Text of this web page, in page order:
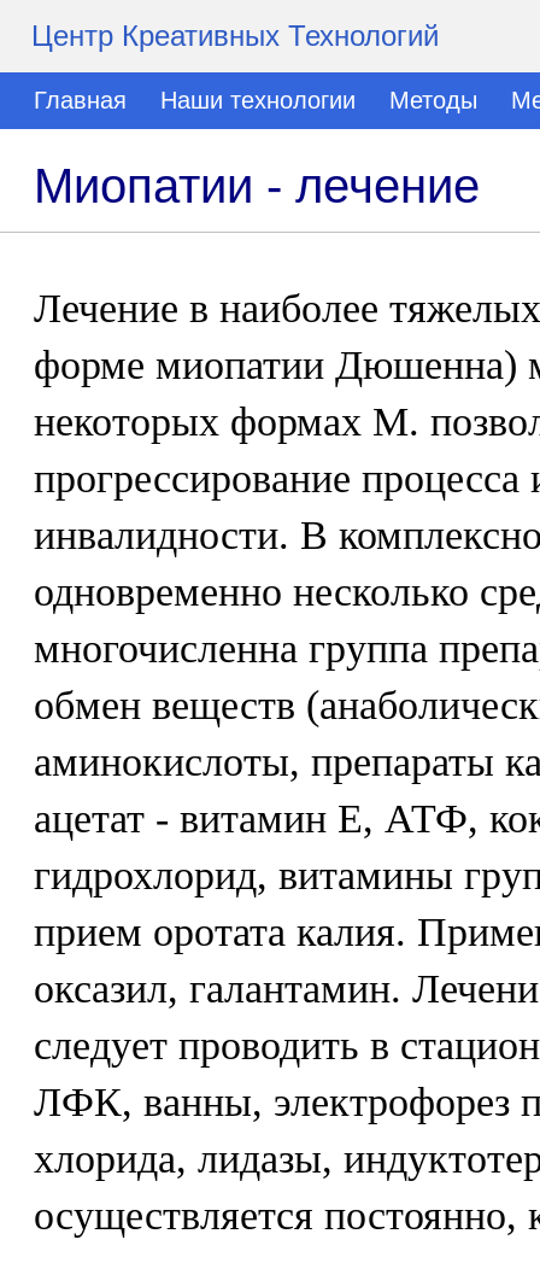
Центр Креативных Технологий
Главная Наши технологии Методы
Миопатии - лечение
Лечение в наиболее
форме миопатии Дюшенна)
некоторых формах М.
прогрессирование процесса
инвалидности. В
одновременно несколько
многочисленна группа
обмен веществ
аминокислоты, препараты
ацетат - витамин Е, АТФ,
гидрохлорид, витамины
прием оротата калия.
оксазил, галантамин.
следует проводить в
ЛФК, ванны, электрофорез
хлорида, лидазы,
осуществляется